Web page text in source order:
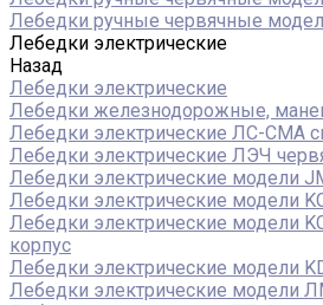
Лебедки ручные червячные
Лебедки электрические
Назад
Лебедки электрические
Лебедки железнодорожные,
Лебедки электрические ЛС-СМА
Лебедки электрические ЛЭЧ
Лебедки электрические модели
Лебедки электрические модели
Лебедки электрические модели
корпус
Лебедки электрические модели
Лебедки электрические модели